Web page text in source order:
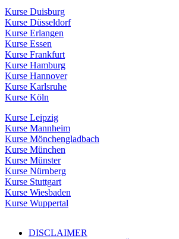
Kurse Duisburg
Kurse Düsseldorf
Kurse Erlangen
Kurse Essen
Kurse Frankfurt
Kurse Hamburg
Kurse Hannover
Kurse Karlsruhe
Kurse Köln
Kurse Leipzig
Kurse Mannheim
Kurse Mönchengladbach
Kurse München
Kurse Münster
Kurse Nürnberg
Kurse Stuttgart
Kurse Wiesbaden
Kurse Wuppertal
DISCLAIMER